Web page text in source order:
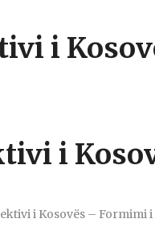
i
i
i Kosovës –